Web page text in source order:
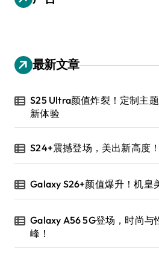
最新文章
S25 Ultra颜值炸裂！定制主
新体验
S24+震撼登场，美出新高度！
Galaxy S26+颜值爆升！机皇
Galaxy A56 5G登场，时尚与
峰！